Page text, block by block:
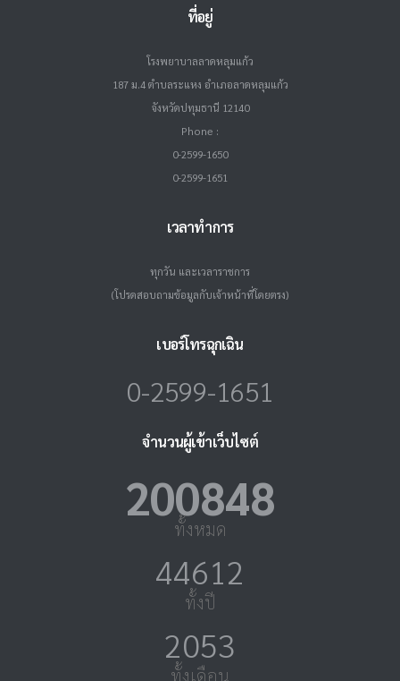
ที่อยู่
โรงพยาบาลลาดหลุมแก้ว
187 ม.4 ตำบลระแหง อำเภอลาดหลุมแก้ว
จังหวัดปทุมธานี 12140
Phone :
0-2599-1650
0-2599-1651
เวลาทำการ
ทุกวัน และเวลาราชการ
(โปรดสอบถามข้อมูลกับเจ้าหน้าที่โดยตรง)
เบอร์โทรฉุกเฉิน
0-2599-1651
จำนวนผู้เข้าเว็บไซต์
224023
ทั้งหมด
49759
ทั้งปี
2290
ทั้งเดือน